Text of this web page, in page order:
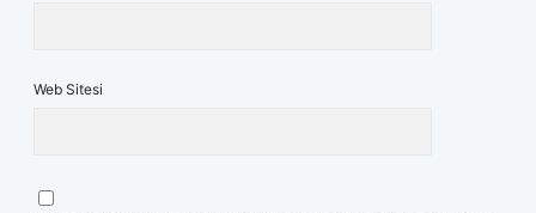
Web Sitesi